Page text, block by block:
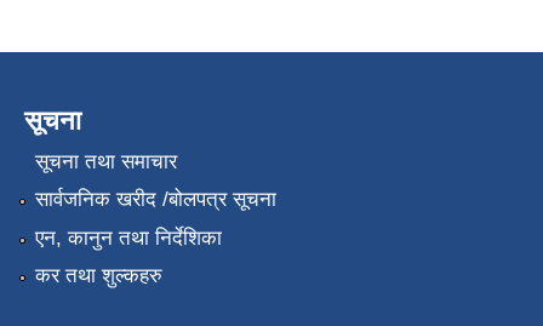
सूचना
सूचना तथा समाचार
सार्वजनिक खरीद /बोलपत्र सूचना
एन, कानुन तथा निर्देशिका
कर तथा शुल्कहरु